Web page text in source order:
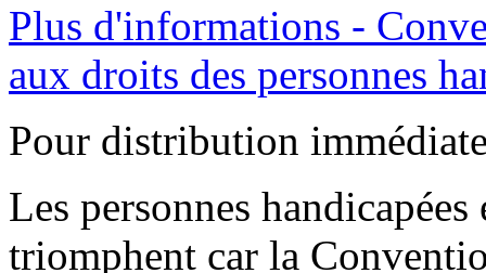
Plus d'informations -
aux droits des personnes
Pour distribution
Les personnes
triomphent car la